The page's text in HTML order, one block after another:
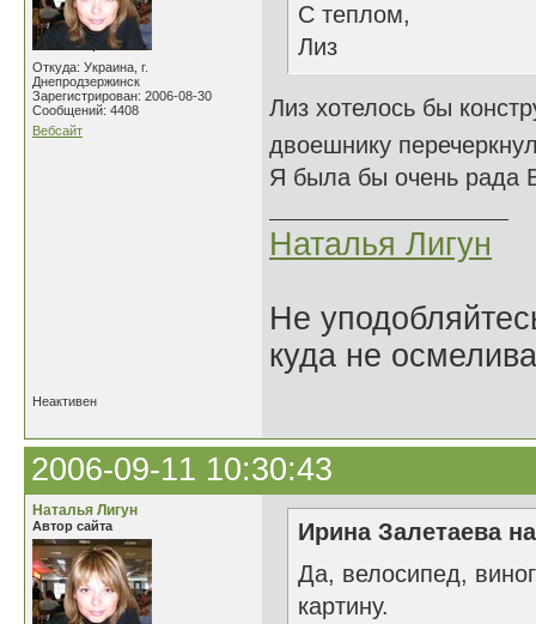
Откуда: Украина, г.
Днепродзержинск
Зарегистрирован: 2006-08-30
Сообщений: 4408
Вебсайт
С теплом,
Лиз
Лиз хотелось бы
двоешнику
Я была бы очень рада
Наталья Лигун
Не
куда не
Неактивен
2006-09-11 10:30:43
Наталья Лигун
Автор сайта
Ирина Залетаева
Да, велосипед,
картину.